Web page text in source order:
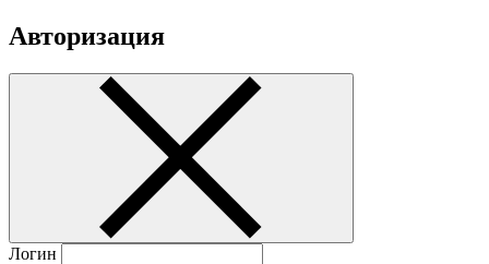
Авторизация
Логин